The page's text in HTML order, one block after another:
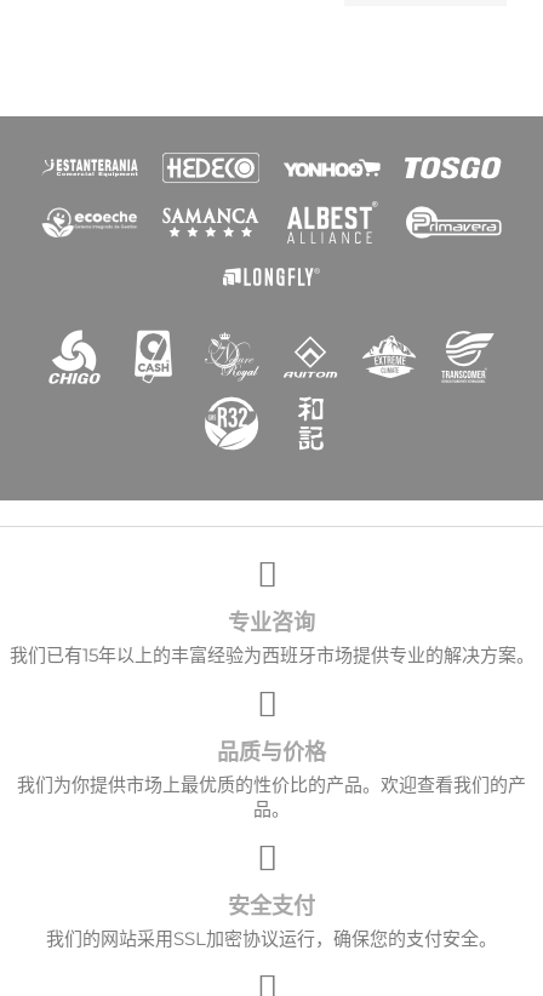
专业咨询
我们已有15年以上的丰富经验为西班牙市场提供专业的解决方案。
品质与价格
我们为你提供市场上最优质的性价比的产品。欢迎查看我们的产
品。
安全支付
我们的网站采用SSL加密协议运行，确保您的支付安全。
取消